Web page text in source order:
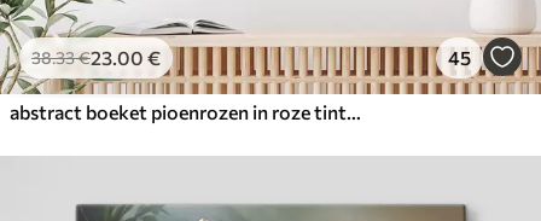
38.33€23.00 € 45
abstract boeket pioenrozen in roze tinten